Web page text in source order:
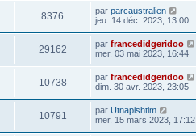
8376 par parcaustralien
jeu. 14 déc. 2023, 13:00
29162 par francedidgeridoo
mer. 03 mai 2023, 16:44
10738 par francedidgeridoo
dim. 30 avr. 2023, 23:05
10791 par Utnapishtim
mer. 15 mars 2023, 17:12